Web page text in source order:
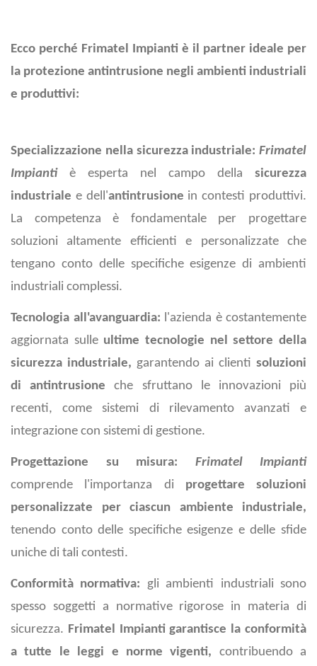
Ecco perché Frimatel Impianti è il partner ideale per
la protezione antintrusione negli ambienti industriali
e produttivi:
Specializzazione nella sicurezza industriale: Frimatel
Impianti è esperta nel campo della sicurezza
industriale e dell'antintrusione in contesti produttivi.
La competenza è fondamentale per progettare
soluzioni altamente efficienti e personalizzate che
tengano conto delle specifiche esigenze di ambienti
industriali complessi.
Tecnologia all'avanguardia: l'azienda è costantemente
aggiornata sulle ultime tecnologie nel settore della
sicurezza industriale, garantendo ai clienti soluzioni
di antintrusione che sfruttano le innovazioni più
recenti, come sistemi di rilevamento avanzati e
integrazione con sistemi di gestione.
Progettazione su misura: Frimatel Impianti
comprende l'importanza di progettare soluzioni
personalizzate per ciascun ambiente industriale,
tenendo conto delle specifiche esigenze e delle sfide
uniche di tali contesti.
Conformità normativa: gli ambienti industriali sono
spesso soggetti a normative rigorose in materia di
sicurezza. Frimatel Impianti garantisce la conformità
a tutte le leggi e norme vigenti, contribuendo a